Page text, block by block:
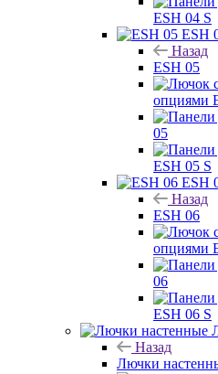
ESH 04 S
ESH
Назад
ESH 05
опциями
05
ESH 05 S
ESH
Назад
ESH 06
опциями
06
ESH 06 S
Назад
Лючки